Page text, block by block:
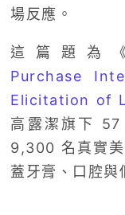
場反應。
這篇題為
Purchase
Elicitation of
高露潔旗下 57
9,300 名真實美
蓋牙膏、口腔與